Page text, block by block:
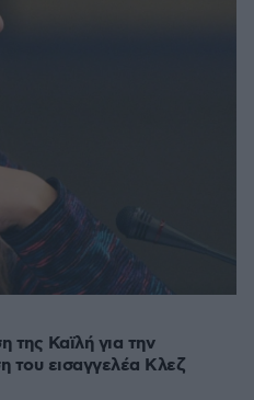
της Καϊλή για την
του εισαγγελέα Κλεζ